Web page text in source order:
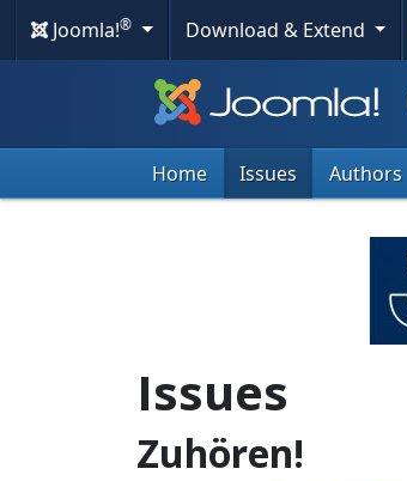
Joomla!® Download & Extend
Home Issues Authors
Issues
Zuhören!